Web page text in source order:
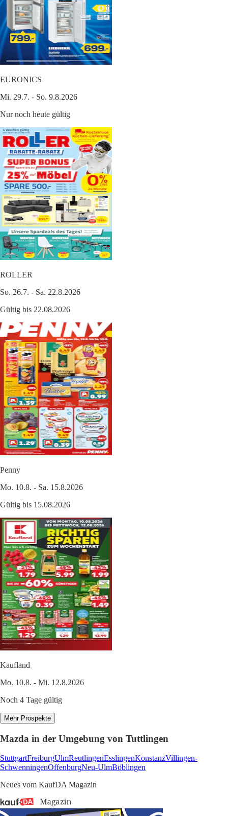
EURONICS
Mi. 29.7. - So. 9.8.2026
Nur noch heute gültig
ROLLER
So. 26.7. - Sa. 22.8.2026
Gültig bis 22.08.2026
Penny
Mo. 10.8. - Sa. 15.8.2026
Gültig bis 15.08.2026
Kaufland
Mo. 10.8. - Mi. 12.8.2026
Noch 4 Tage gültig
Mehr Prospekte
Mazda in der Umgebung von Tuttlingen
StuttgartFreiburgUlmReutlingenEsslingenKonstanzVillingen-
SchwenningenOffenburgNeu-UlmBöblingen
Neues vom KaufDA Magazin